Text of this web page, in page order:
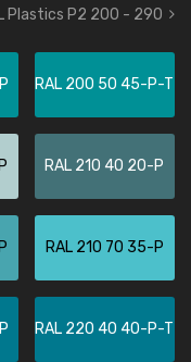
Plastics P2 200 - 290
RAL 200 50 45-P-T
RAL 210 40 20-P
RAL 210 70 35-P
RAL 220 40 40-P-T